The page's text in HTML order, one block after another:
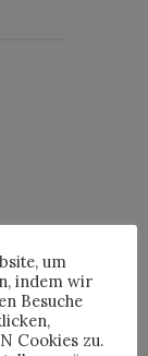
um
indem wir
Besuche
Cookies zu.